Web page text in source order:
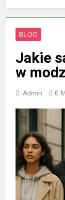
BLOG
Jakie
w
Admin 6